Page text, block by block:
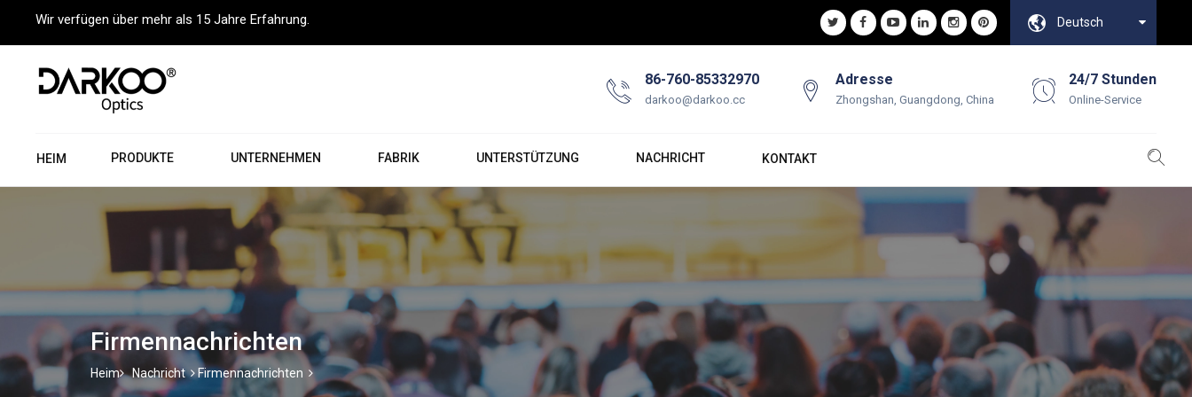
Wir verfügen über mehr als 15 Jahre Erfahrung. Deutsch
86-760-85332970
darkoo@darkoo.cc
Adresse
Zhongshan, Guangdong, China
24/7 Stunden
Online-Service
HEIM PRODUKTE UNTERNEHMEN FABRIK UNTERSTÜTZUNG NACHRICHT KONTAKT
Firmennachrichten
Heim Nachricht Firmennachrichten